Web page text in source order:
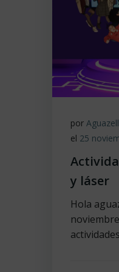
por
el 25
y láser
Hola